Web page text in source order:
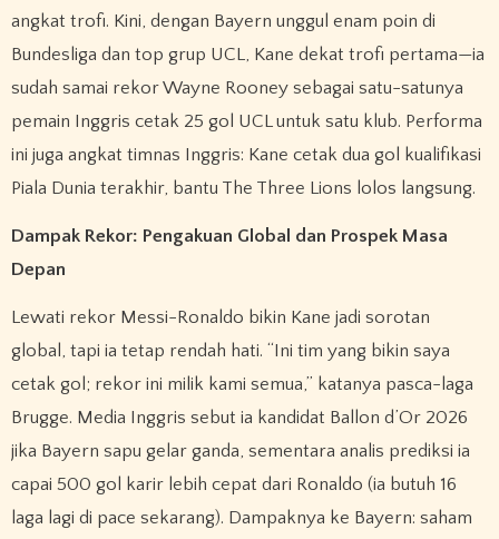
angkat trofi. Kini, dengan Bayern unggul enam poin di
Bundesliga dan top grup UCL, Kane dekat trofi pertama—ia
sudah samai rekor Wayne Rooney sebagai satu-satunya
pemain Inggris cetak 25 gol UCL untuk satu klub. Performa
ini juga angkat timnas Inggris: Kane cetak dua gol kualifikasi
Piala Dunia terakhir, bantu The Three Lions lolos langsung.
Dampak Rekor: Pengakuan Global dan Prospek Masa
Depan
Lewati rekor Messi-Ronaldo bikin Kane jadi sorotan
global, tapi ia tetap rendah hati. “Ini tim yang bikin saya
cetak gol; rekor ini milik kami semua,” katanya pasca-laga
Brugge. Media Inggris sebut ia kandidat Ballon d’Or 2026
jika Bayern sapu gelar ganda, sementara analis prediksi ia
capai 500 gol karir lebih cepat dari Ronaldo (ia butuh 16
laga lagi di pace sekarang). Dampaknya ke Bayern: saham